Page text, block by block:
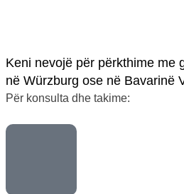
Keni nevojë për përkthime me
në Würzburg ose në Bavarinë
Për konsulta dhe takime: